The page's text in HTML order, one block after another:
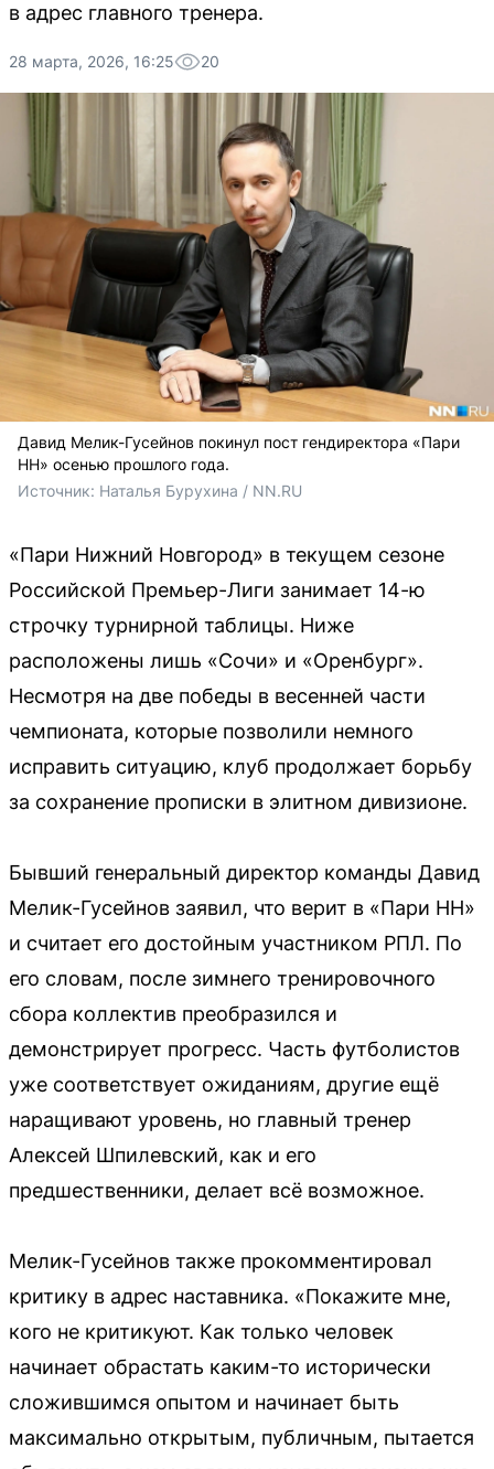
в адрес главного тренера.
28 марта, 2026, 16:25 20
Давид Мелик-Гусейнов покинул пост гендиректора «Пари
НН» осенью прошлого года.
Источник: Наталья Бурухина / NN.RU
«Пари Нижний Новгород» в текущем сезоне
Российской Премьер-Лиги занимает 14-ю
строчку турнирной таблицы. Ниже
расположены лишь «Сочи» и «Оренбург».
Несмотря на две победы в весенней части
чемпионата, которые позволили немного
исправить ситуацию, клуб продолжает борьбу
за сохранение прописки в элитном дивизионе.
Бывший генеральный директор команды Давид
Мелик-Гусейнов заявил, что верит в «Пари НН»
и считает его достойным участником РПЛ. По
его словам, после зимнего тренировочного
сбора коллектив преобразился и
демонстрирует прогресс. Часть футболистов
уже соответствует ожиданиям, другие ещё
наращивают уровень, но главный тренер
Алексей Шпилевский, как и его
предшественники, делает всё возможное.
Мелик-Гусейнов также прокомментировал
критику в адрес наставника. «Покажите мне,
кого не критикуют. Как только человек
начинает обрастать каким-то исторически
сложившимся опытом и начинает быть
максимально открытым, публичным, пытается